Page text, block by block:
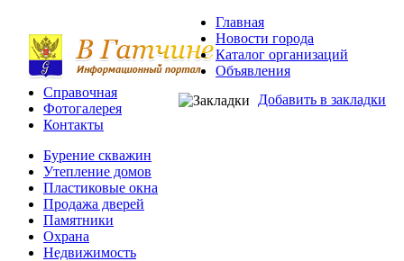
Добавить в закладки
Главная
Новости города
Каталог организаций
Объявления
Справочная
Фотогалерея
Контакты
Бурение скважин
Утепление домов
Пластиковые окна
Продажа дверей
Памятники
Охрана
Недвижимость